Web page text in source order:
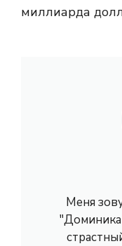
миллиарда
Меня